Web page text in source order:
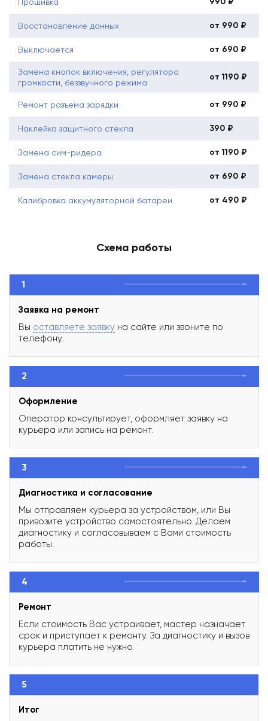
Восстановление данных от 990 ₽
Выключается от 690 ₽
Замена кнопок включения, регулятора
громкости, беззвучного режима
от 1190 ₽
Ремонт разъема зарядки от 990 ₽
Наклейка защитного стекла 390 ₽
Замена сим-ридера от 1190 ₽
Замена стекла камеры от 690 ₽
Калибровка аккумуляторной батареи от 490 ₽
Схема работы
1
Заявка на ремонт
Вы оставляете заявку на сайте или звоните по
телефону.
2
Оформление
Оператор консультирует, оформляет заявку на
курьера или запись на ремонт.
3
Диагностика и согласование
Мы отправляем курьера за устройством, или Вы
привозите устройство самостоятельно. Делаем
диагностику и согласовываем с Вами стоимость
работы.
4
Ремонт
Если стоимость Вас устраивает, мастер назначает
срок и приступает к ремонту. За диагностику и вызов
курьера платить не нужно.
5
Итог